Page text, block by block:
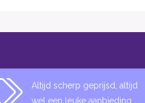
Altijd scherp geprijsd, altijd
wel een leuke aanbieding